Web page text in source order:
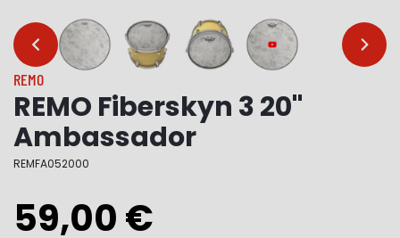
… …
REMO
REMO Fiberskyn 3 20"
Ambassador
REMFA052000
59,00 €